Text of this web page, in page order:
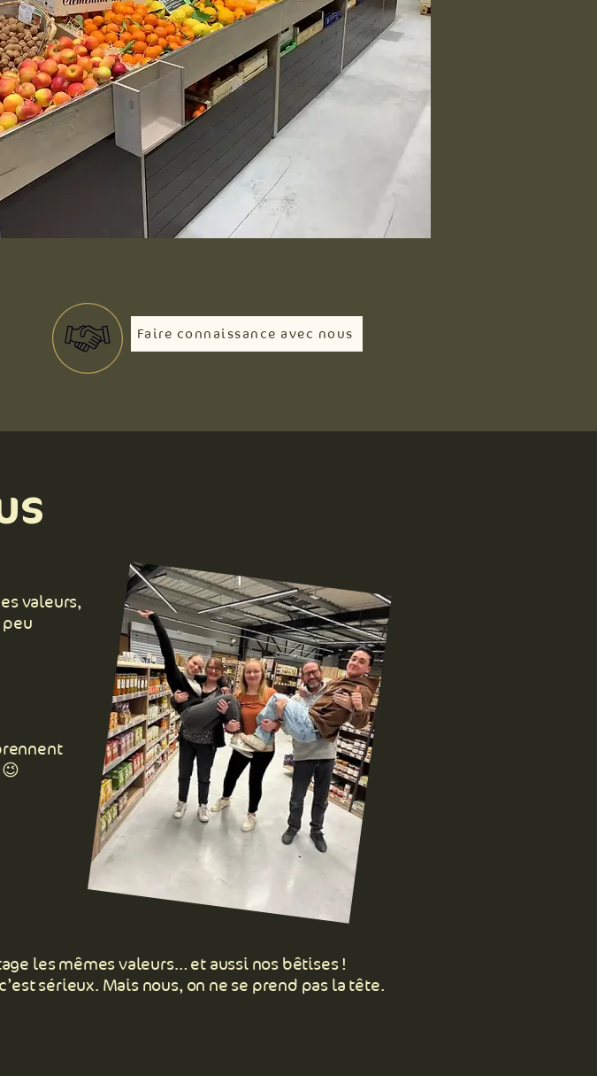
Faire connaissance avec nous
les mêmes valeurs… et aussi nos bêtises !
sérieux. Mais nous, on ne se prend pas la tête.
valeurs,